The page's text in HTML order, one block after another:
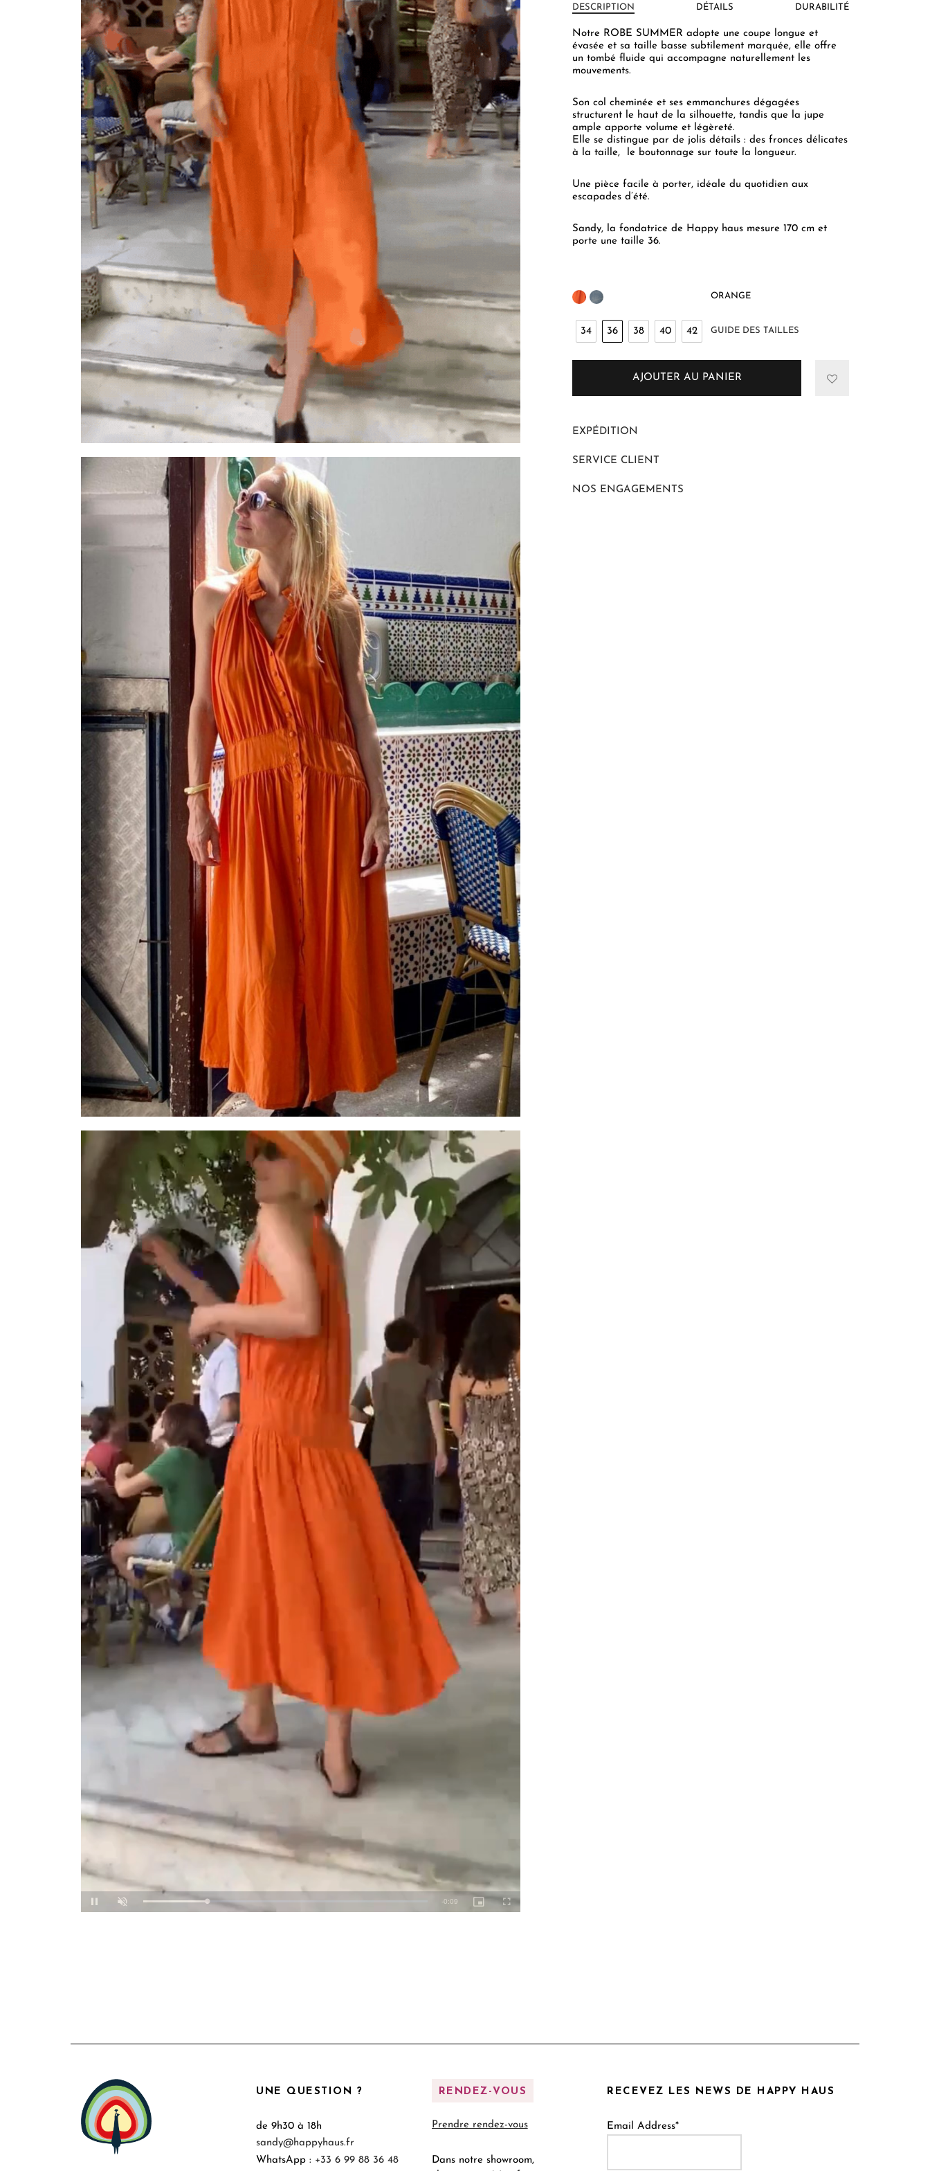
Unmute
100.00%
DESCRIPTION DÉTAILS DURABILITÉ
Notre ROBE SUMMER adopte une coupe longue et
évasée et sa taille basse subtilement marquée, elle offre
un tombé fluide qui accompagne naturellement les
mouvements.
Son col cheminée et ses emmanchures dégagées
structurent le haut de la silhouette, tandis que la jupe
ample apporte volume et légèreté.
Elle se distingue par de jolis détails : des fronces délicates
à la taille, le boutonnage sur toute la longueur.
Une pièce facile à porter, idéale du quotidien aux
escapades d’été.
Sandy, la fondatrice de Happy haus mesure 170 cm et
porte une taille 36.
ORANGE
34 36 38 40 42 GUIDE DES TAILLES
AJOUTER AU PANIER
EXPÉDITION
SERVICE CLIENT
NOS ENGAGEMENTS
RECEVEZ LES NEWS DE HAPPY HAUS
Email Address*
UNE QUESTION ?
de 9h30 à 18h
sandy@happyhaus.fr
WhatsApp : +33 6 99 88 36 48
RENDEZ-VOUS
Prendre rendez-vous
Dans notre showroom,